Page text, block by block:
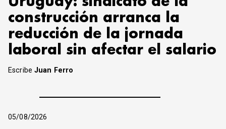
construcción arranca la
reducción de la jornada
laboral sin afectar el salario
EscribeJuan Ferro
05/08/2026